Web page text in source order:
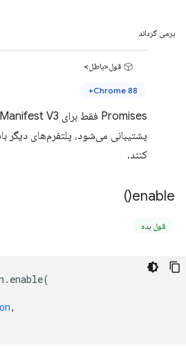
برمی گرداند
قول<باطل>
Chrome 88+
کنند.
enable(
)
قول بده
. enable(
,